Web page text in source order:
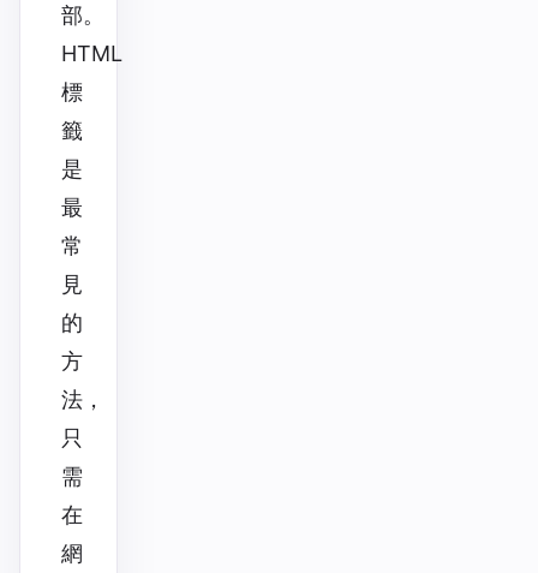
部。
HTML
標
籤
是
最
常
見
的
方
法，
只
需
在
網